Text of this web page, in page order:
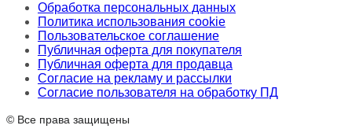
Обработка персональных данных
Политика использования cookie
Пользовательское соглашение
Публичная оферта для покупателя
Публичная оферта для продавца
Согласие на рекламу и рассылки
Согласие пользователя на обработку ПД
© Все права защищены